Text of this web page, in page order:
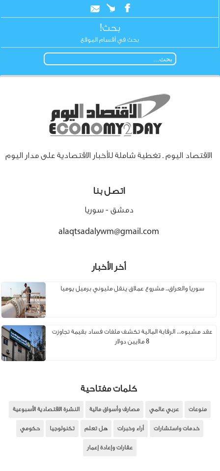
بحث!
بحث في أقسام الموقع
الاقتصاد اليوم ـ تغطية شاملة للأخبار الاقتصادية على مدار اليوم
اتصل بنا
دمشق - سوريا
alaqtsadalywm@gmail.com
أخر الأخبار
سوريا والعراق.. مشروع عملاق ينقل مليوني برميل يوميا
عقد مشبوه... الرقابة المالية تكشف ملفات فساد بقيمة تجاوزت
8 ملايين دولار
كلمات مفتاحية
منوعات عربي عالمي مصارف وأسواق مالية النشرة الاقتصادية الأسبوعية
خدمات واستشارات أراء وخبرات هل تعلم تكنولوجيا حكومي
عقارات وإعادة إعمار